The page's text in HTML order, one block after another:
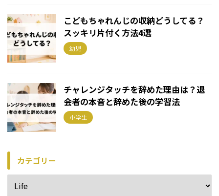
こどもちゃれんじの収納どうしてる？
スッキリ片付く方法4選
幼児
チャレンジタッチを辞めた理由は？退
会者の本音と辞めた後の学習法
小学生
カテゴリー